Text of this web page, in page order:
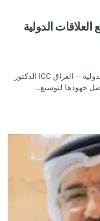
الدولية
بغداد – خاص أكد رئيس غرفة التجارة الدولية – العراق ICC الدكتور
جهودها لتوسيع…